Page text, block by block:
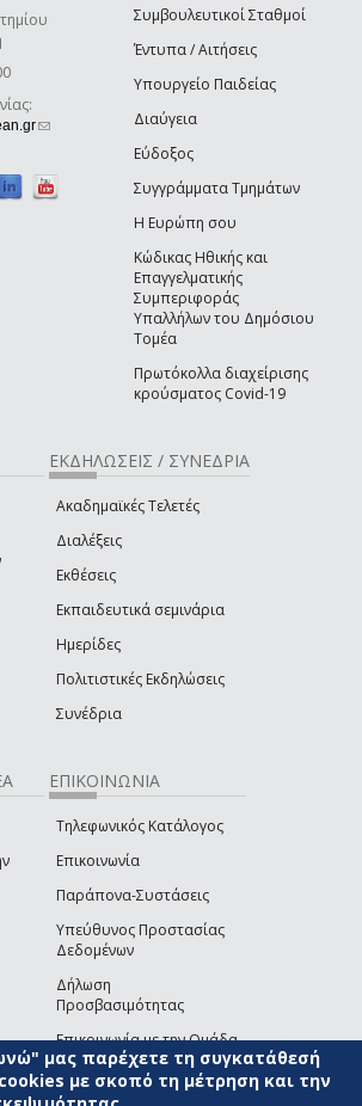
(link sends e-mail)
Συμβουλευτικοί Σταθμοί
Έντυπα / Αιτήσεις
Υπουργείο Παιδείας
Διαύγεια
Εύδοξος
Συγγράμματα Τμημάτων
Η Ευρώπη σου
Κώδικας Ηθικής και
Επαγγελματικής
Συμπεριφοράς
Υπαλλήλων του Δημόσιου
Τομέα
Πρωτόκολλα διαχείρισης
κρούσματος Covid-19
ΕΚΔΗΛΩΣΕΙΣ / ΣΥΝΕΔΡΙΑ
Ακαδημαϊκές Τελετές
Διαλέξεις
Εκθέσεις
Εκπαιδευτικά σεμινάρια
Ημερίδες
Πολιτιστικές Εκδηλώσεις
Συνέδρια
ΕΠΙΚΟΙΝΩΝΙΑ
Τηλεφωνικός Κατάλογος
Επικοινωνία
Παράπονα-Συστάσεις
Υπεύθυνος Προστασίας
Δεδομένων
Δήλωση
Προσβασιμότητας
Επικοινωνία με την Ομάδα
Ανάπτυξης του site(link sends e-mail)
μας παρέχετε τη συγκατάθεσή
με σκοπό τη μέτρηση και την